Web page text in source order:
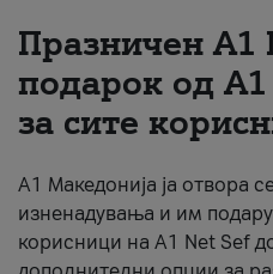
За нас
#ПодобарОнлајн
Празничен A1
подарок од
за сите
А1 Македонија ја отвора
изненадувања и им
корисници на A1 Net Sef